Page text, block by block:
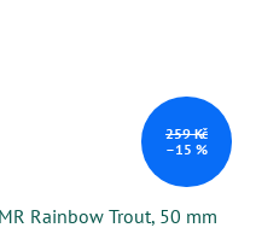
259 Kč
–15 %
Rainbow Trout, 50 mm